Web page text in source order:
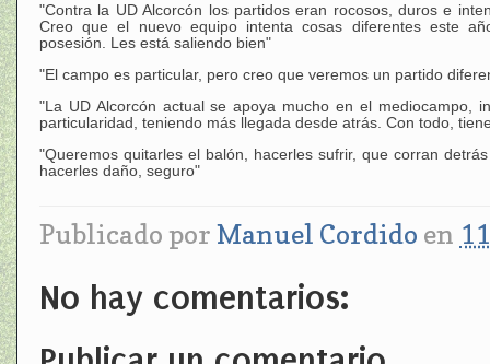
"Contra la UD Alcorcón los partidos eran rocosos, duros e
Creo que el nuevo equipo intenta cosas diferentes este
posesión. Les está saliendo bien"
"El campo es particular, pero creo que veremos un partido
"La UD Alcorcón actual se apoya mucho en el mediocampo,
particularidad, teniendo más llegada desde atrás. Con todo,
"Queremos quitarles el balón, hacerles sufrir, que corran
hacerles daño, seguro"
Publicado por Manuel Cordido en
No hay comentarios: